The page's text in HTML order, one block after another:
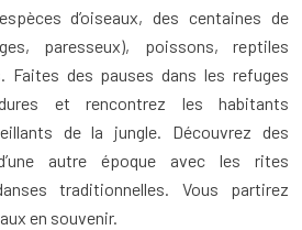
d’oiseaux, des centaines de
paresseux), poissons, reptiles
Faites des pauses dans les refuges
et rencontrez les habitants
de la jungle. Découvrez des
autre époque avec les rites
traditionnelles. Vous partirez
en souvenir.